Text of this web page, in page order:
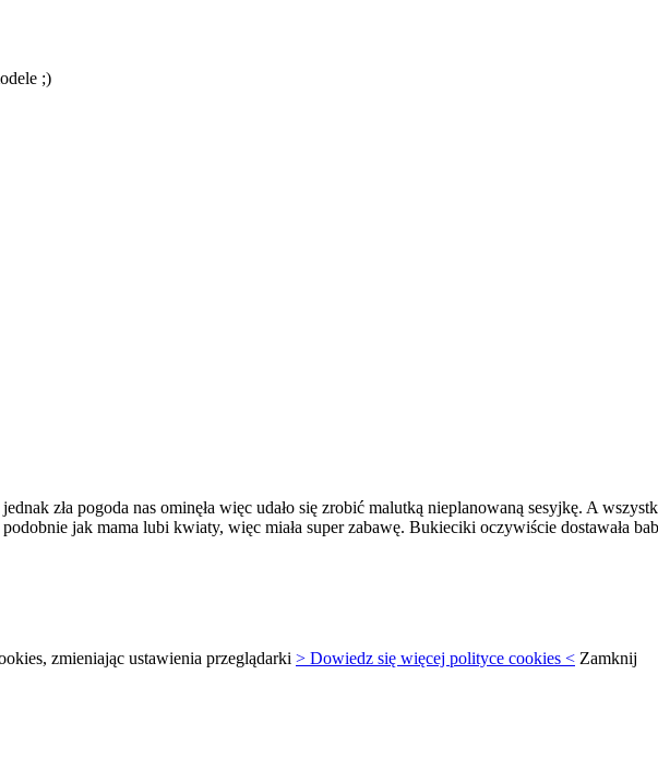
;)
zła pogoda nas ominęła więc udało się zrobić malutką nieplanowaną sesyjkę. A
jak mama lubi kwiaty, więc miała super zabawę. Bukieciki oczywiście dostawała
zmieniając ustawienia przeglądarki > Dowiedz się więcej polityce cookies < Zamknij